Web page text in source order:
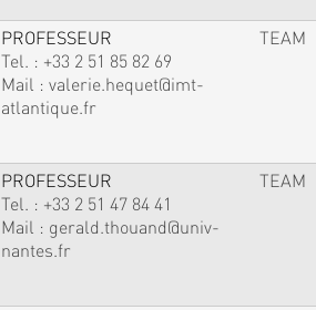
PROFESSEUR
Tel. : +33 2 51 85 82 69
Mail : valerie.hequet@imt-
atlantique.fr
TEAM
PROFESSEUR
Tel. : +33 2 51 47 84 41
Mail : gerald.thouand@univ-
nantes.fr
TEAM